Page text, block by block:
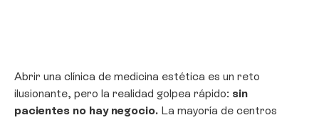
Abrir una clínica de medicina estética es un reto
ilusionante, pero la realidad golpea rápido: sin
pacientes no hay negocio. La mayoría de centros